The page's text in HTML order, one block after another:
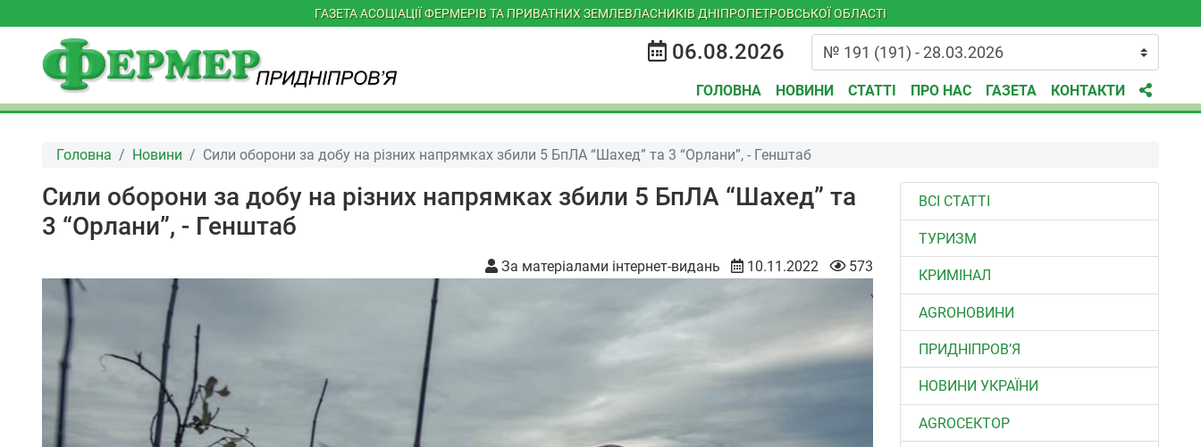
ГАЗЕТА АСОЦІАЦІЇ ФЕРМЕРІВ ТА ПРИВАТНИХ ЗЕМЛЕВЛАСНИКІВ ДНІПРОПЕТРОВСЬКОЇ ОБЛАСТІ
06.08.2026
ГОЛОВНА НОВИНИ СТАТТІ ПРО НАС ГАЗЕТА КОНТАКТИ
Головна Новини Сили оборони за добу на різних напрямках збили 5 БпЛА “Шахед” та 3 “Орлани”, - Генштаб
Сили оборони за добу на різних напрямках збили 5 БпЛА “Шахед” та
3 “Орлани”, - Генштаб
За матеріалами інтернет-видань 10.11.2022 573
ВСІ СТАТТІ
ТУРИЗМ
КРИМІНАЛ
AGROНОВИНИ
ПРИДНІПРОВ’Я
НОВИНИ УКРАЇНИ
АGROСЕКТОР